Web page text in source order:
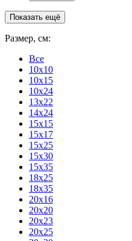
Показать ещё
Размер, см:
Все
10x10
10x15
10x24
13x22
14x24
15x15
15x17
15x25
15x30
15x35
18x25
18x35
20x16
20x20
20x23
20x25